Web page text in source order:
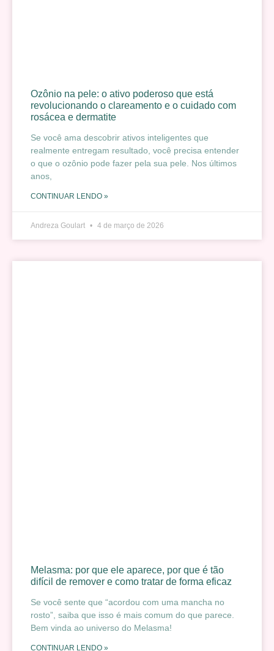
Ozônio na pele: o ativo poderoso que está
revolucionando o clareamento e o cuidado com
rosácea e dermatite
Se você ama descobrir ativos inteligentes que
realmente entregam resultado, você precisa entender
o que o ozônio pode fazer pela sua pele. Nos últimos
anos,
CONTINUAR LENDO »
Andreza Goulart 4 de março de 2026
Melasma: por que ele aparece, por que é tão
difícil de remover e como tratar de forma eficaz
Se você sente que “acordou com uma mancha no
rosto”, saiba que isso é mais comum do que parece.
Bem vinda ao universo do Melasma!
CONTINUAR LENDO »